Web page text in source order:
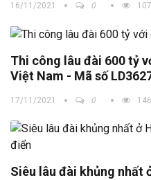
16/11/2021 0
Thi công lâu đài 600 tỷ
Việt Nam - Mã số
17/11/2021 0
Siêu lâu đài khủng nhất